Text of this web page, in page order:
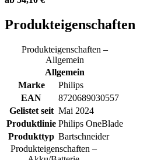
Produkteigenschaften
Produkteigenschaften –
Allgemein
Allgemein
Marke
Philips
EAN
8720689030557
Gelistet seit Mai 2024
Produktlinie Philips OneBlade
Produkttyp Bartschneider
Produkteigenschaften –